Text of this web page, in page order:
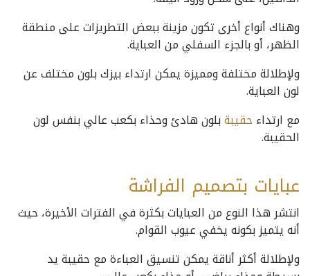
وهناك أنواع أخرى تكون مزينة ببعض التطريزات على منطقة
الظهر، أو بالجزء السفلي من العباية.
ولإطلالة مختلفة ومميزة يمكن ارتداء بيزك بلون مختلف عن
لون العباية.
مع ارتداء حقيبةبلون هادئ وحذاء بكعب عالي بنفس لون
الحقيبة.
عبايات بتصميم الفراشة
انتشر هذا النوع من العبايات بكثرة في الفترات الأخيرة، حيث
أنه يتميز بكونه يخفي عيوب القوام.
ولإطلالة أكثر أناقة يمكن تنسيق العباءة مع حقيبة يد